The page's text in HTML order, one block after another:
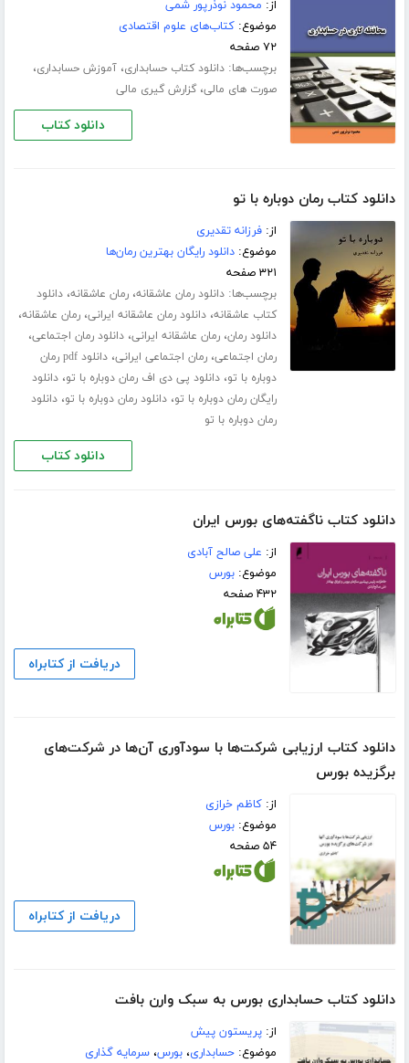
از: محمود نوذرپور شمی
موضوع:کتاب‌های علوم اقتصادی
۷۲ صفحه
برچسب‌ها:دانلود کتاب حسابداری،آموزش حسابداری،
صورت های مالی،گزارش گیری مالی
دانلود کتاب
دانلود کتاب رمان دوباره با تو
از:فرزانه تقدیری
موضوع:دانلود رایگان بهترین رمان‌ها
۳۲۱ صفحه
برچسب‌ها:دانلود رمان عاشقانه،رمان عاشقانه،دانلود
کتاب عاشقانه،دانلود رمان عاشقانه ایرانی،رمان عاشقانه،
دانلود رمان،رمان عاشقانه ایرانی،دانلود رمان اجتماعی،
رمان اجتماعی،رمان اجتماعی ایرانی،
دانلود pdf رمان
دوباره با تو،دانلود پی دی اف رمان دوباره با تو،دانلود
رایگان رمان دوباره با تو،دانلود رمان دوباره با تو،دانلود
رمان دوباره با تو
دانلود کتاب
دانلود کتاب ناگفته‌های بورس ایران
از: علی صالح آبادی
موضوع:بورس
۴۳۲ صفحه
دریافت از کتابراه
دانلود کتاب ارزیابی شرکت‌ها با سودآوری آن‌ها در شرکت‌های
برگزیده بورس
از:کاظم خرازی
موضوع:بورس
۵۴ صفحه
دریافت از کتابراه
دانلود کتاب حسابداری بورس به سبک وارن بافت
از:پریستون پیش
موضوع:حسابداری،بورس،سرمایه گذاری